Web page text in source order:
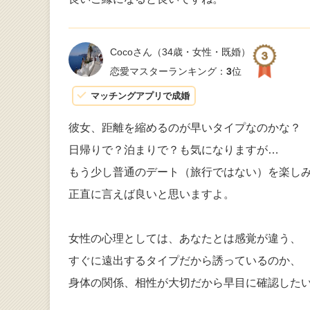
Cocoさん （34歳・女性・既婚）
恋愛マスターランキング： 3位
マッチングアプリで成婚
彼女、距離を縮めるのが早いタイプなのかな？
日帰りで？泊まりで？も気になりますが…
もう少し普通のデート（旅行ではない）を楽し
正直に言えば良いと思いますよ。
女性の心理としては、あなたとは感覚が違う、
すぐに遠出するタイプだから誘っているのか、
身体の関係、相性が大切だから早目に確認したい